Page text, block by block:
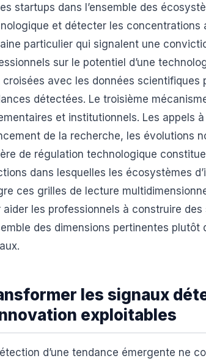
startups dans l’ensemble des
et détecter les concentrations
particulier qui signalent une
sur le potentiel d’une
croisées avec les données scientifiques
détectées. Le troisième
et institutionnels. Les appels
de la recherche, les évolutions
de régulation technologique
dans lesquelles les écosystèmes
ces grilles de lecture
aider les professionnels à construire
des dimensions pertinentes
les signaux
exploitables
d’une tendance émergente ne